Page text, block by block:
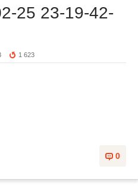
25 23-19-42-
1 623
0